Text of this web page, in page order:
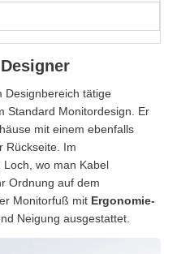
Designbereich tätige
Standard Monitordesign. Er
mit einem ebenfalls
Rückseite. Im
wo man Kabel
Ordnung auf dem
Monitorfuß mit Ergonomie-
Neigung ausgestattet.